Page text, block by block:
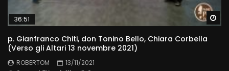
36:51
p. Gianfranco Chiti, don Tonino Bello, Chiara Corbella
(Verso gli Altari 13 novembre 2021)
ROBERTOM
13/11/2021